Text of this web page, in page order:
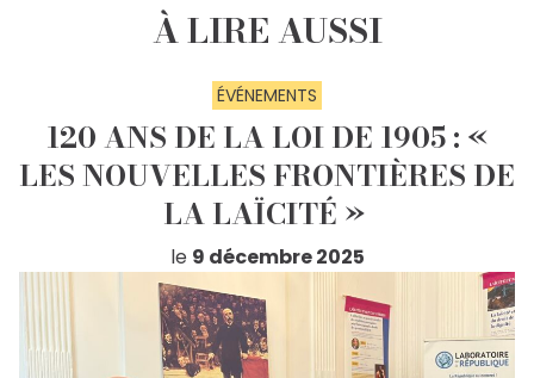
À LIRE AUSSI
ÉVÉNEMENTS
120 ANS DE LA LOI DE 1905 : «
LES NOUVELLES FRONTIÈRES DE
LA LAÏCITÉ »
le 9 décembre 2025